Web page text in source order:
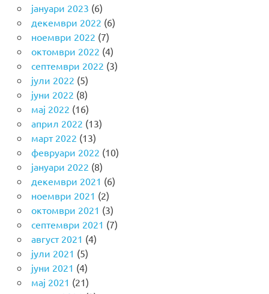
јануари 2023 (6)
декември 2022 (6)
ноември 2022 (7)
октомври 2022 (4)
септември 2022 (3)
јули 2022 (5)
јуни 2022 (8)
мај 2022 (16)
април 2022 (13)
март 2022 (13)
февруари 2022 (10)
јануари 2022 (8)
декември 2021 (6)
ноември 2021 (2)
октомври 2021 (3)
септември 2021 (7)
август 2021 (4)
јули 2021 (5)
јуни 2021 (4)
мај 2021 (21)